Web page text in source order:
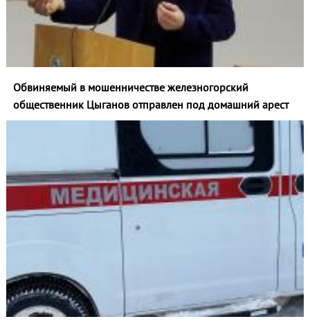
Обвиняемый в мошенничестве железногорский
общественник Цыганов отправлен под домашний арест